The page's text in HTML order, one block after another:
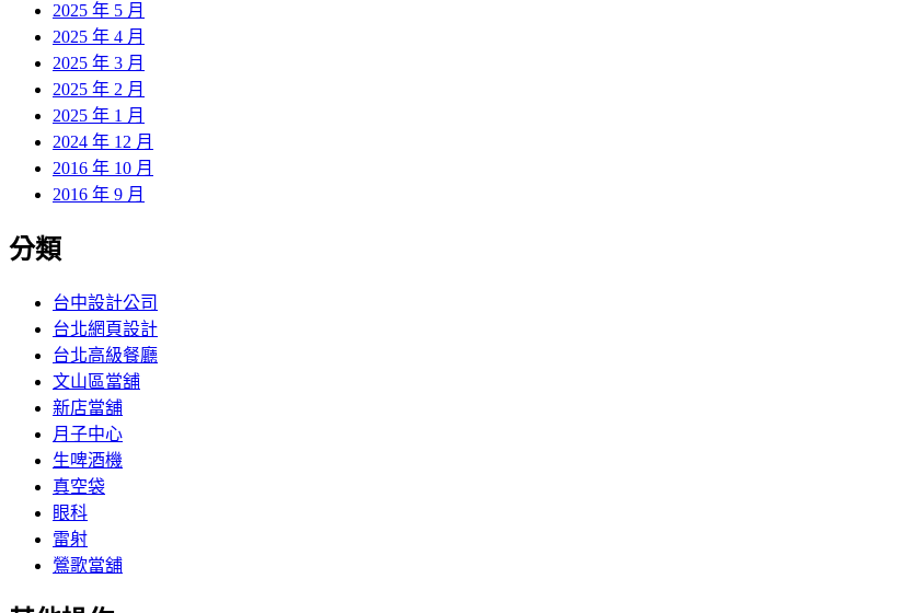
2025 年 5 月
2025 年 4 月
2025 年 3 月
2025 年 2 月
2025 年 1 月
2024 年 12 月
2016 年 10 月
2016 年 9 月
分類
台中設計公司
台北網頁設計
台北高級餐廳
文山區當舖
新店當舖
月子中心
生啤酒機
真空袋
眼科
雷射
鶯歌當舖